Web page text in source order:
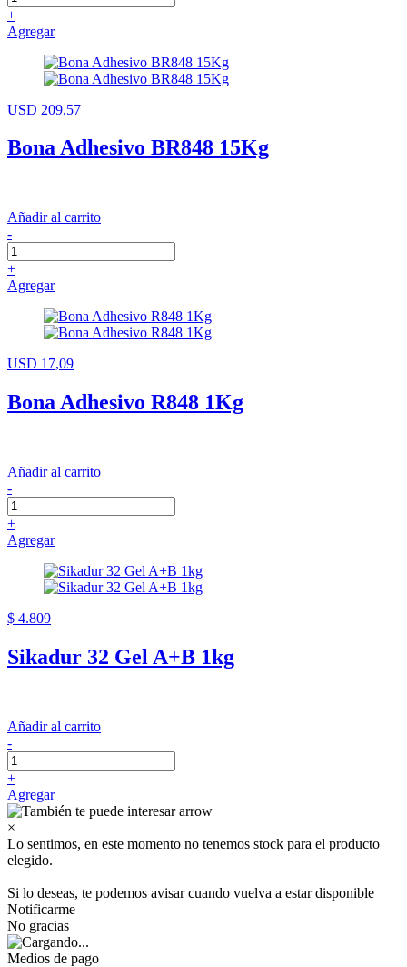
+
Agregar
USD 209,57
Bona Adhesivo BR848 15Kg
Añadir al carrito
-
+
Agregar
USD 17,09
Bona Adhesivo R848 1Kg
Añadir al carrito
-
+
Agregar
$ 4.809
Sikadur 32 Gel A+B 1kg
Añadir al carrito
-
+
Agregar
×
Lo sentimos, en este momento no tenemos stock para el producto
elegido.
Si lo deseas, te podemos avisar cuando vuelva a estar disponible
Notificarme
No gracias
Medios de pago